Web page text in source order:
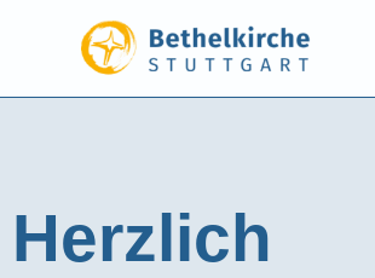
Herzlich